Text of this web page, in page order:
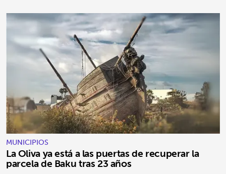
MUNICIPIOS
La Oliva ya está a las puertas de recuperar la
parcela de Baku tras 23 años